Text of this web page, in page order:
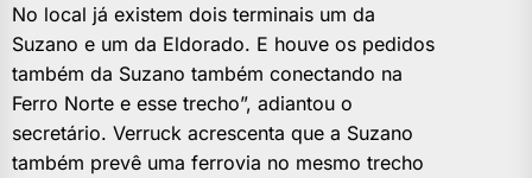
No local já existem dois terminais um da
Suzano e um da Eldorado. E houve os pedidos
também da Suzano também conectando na
Ferro Norte e esse trecho”, adiantou o
secretário. Verruck acrescenta que a Suzano
também prevê uma ferrovia no mesmo trecho